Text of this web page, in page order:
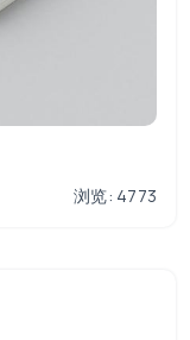
浏览: 4773